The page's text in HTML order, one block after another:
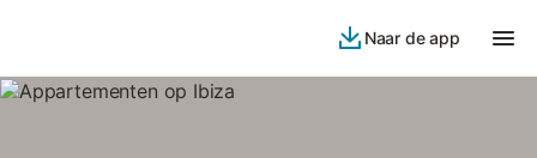
Naar de app